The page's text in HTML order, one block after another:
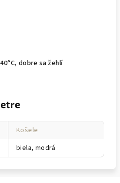
dobre sa žehlí
Košele
biela, modrá